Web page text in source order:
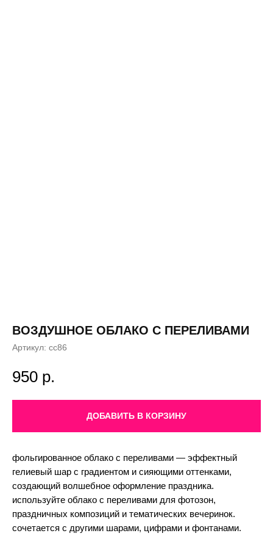
ВОЗДУШНОЕ ОБЛАКО С ПЕРЕЛИВАМИ
Артикул: сс86
950 р.
ДОБАВИТЬ В КОРЗИНУ
фольгированное облако с переливами — эффектный
гелиевый шар с градиентом и сияющими оттенками,
создающий волшебное оформление праздника.
используйте облако с переливами для фотозон,
праздничных композиций и тематических вечеринок.
сочетается с другими шарами, цифрами и фонтанами.